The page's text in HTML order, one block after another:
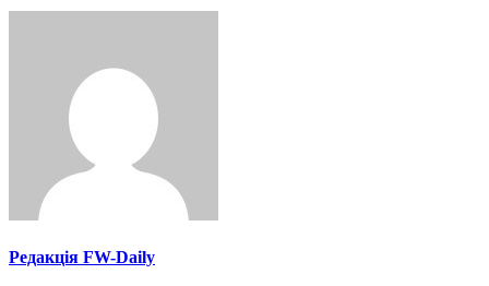
Редакція FW-Daily